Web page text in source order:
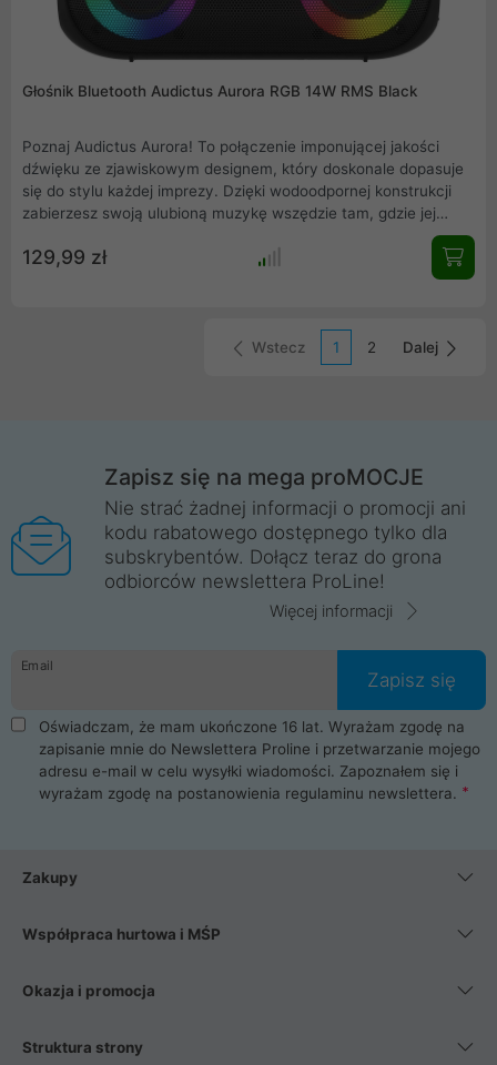
Głośnik Bluetooth Audictus Aurora RGB 14W RMS Black
Poznaj Audictus Aurora! To połączenie imponującej jakości
dźwięku ze zjawiskowym designem, który doskonale dopasuje
się do stylu każdej imprezy. Dzięki wodoodpornej konstrukcji
zabierzesz swoją ulubioną muzykę wszędzie tam, gdzie jej
potrzebujesz. Aż 20 godzin odtwarzania czystego dźwięku z
mocnym basem oraz efektowne podświetlenie to gwarancja
129,99 zł
Wstecz 1 2 Dalej
Zapisz się na mega proMOCJE
Nie strać żadnej informacji o promocji ani
kodu rabatowego dostępnego tylko dla
subskrybentów. Dołącz teraz do grona
odbiorców newslettera ProLine!
Więcej informacji
Email
Zapisz się
Oświadczam, że mam ukończone 16 lat. Wyrażam zgodę na
zapisanie mnie do Newslettera Proline i przetwarzanie mojego
adresu e-mail w celu wysyłki wiadomości. Zapoznałem się i
wyrażam zgodę na postanowienia regulaminu newslettera.
Zakupy
Współpraca hurtowa i MŚP
Okazja i promocja
Struktura strony